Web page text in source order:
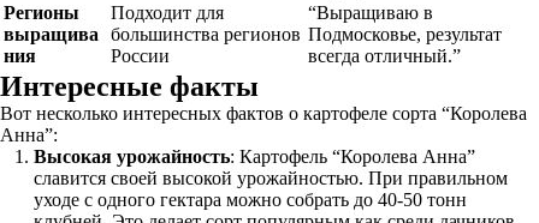
Регионы
выращива
ния
Подходит для
большинства регионов
России
“Выращиваю в
Подмосковье, результат
всегда отличный.”
Интересные факты
Вот несколько интересных фактов о картофеле сорта “Королева
Анна”:
Высокая урожайность: Картофель “Королева Анна”
славится своей высокой урожайностью. При правильном
уходе с одного гектара можно собрать до 40-50 тонн